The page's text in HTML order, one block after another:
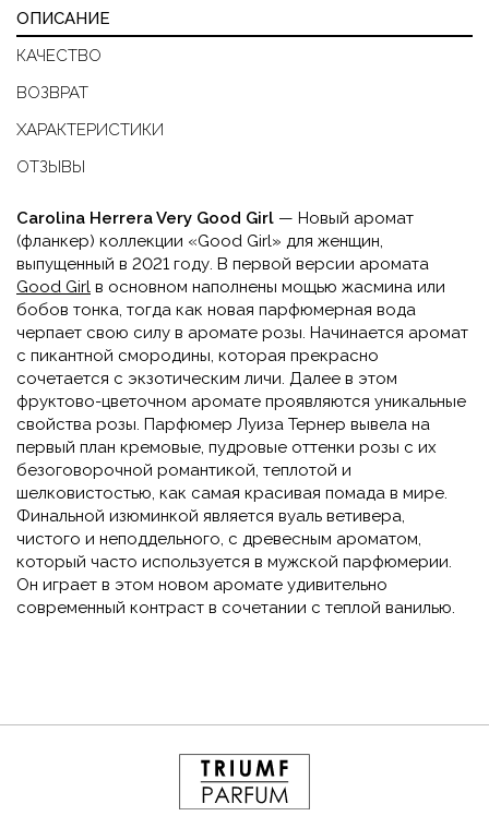
ОПИСАНИЕ
КАЧЕСТВО
ВОЗВРАТ
ХАРАКТЕРИСТИКИ
ОТЗЫВЫ
Carolina Herrera Very Good Girl — Новый аромат
(фланкер) коллекции «Good Girl» для женщин,
выпущенный в 2021 году. В первой версии аромата
Good Girl в основном наполнены мощью жасмина или
бобов тонка, тогда как новая парфюмерная вода
черпает свою силу в аромате розы. Начинается аромат
с пикантной смородины, которая прекрасно
сочетается с экзотическим личи. Далее в этом
фруктово-цветочном аромате проявляются уникальные
свойства розы. Парфюмер Луиза Тернер вывела на
первый план кремовые, пудровые оттенки розы с их
безоговорочной романтикой, теплотой и
шелковистостью, как самая красивая помада в мире.
Финальной изюминкой является вуаль ветивера,
чистого и неподдельного, с древесным ароматом,
который часто используется в мужской парфюмерии.
Он играет в этом новом аромате удивительно
современный контраст в сочетании с теплой ванилью.